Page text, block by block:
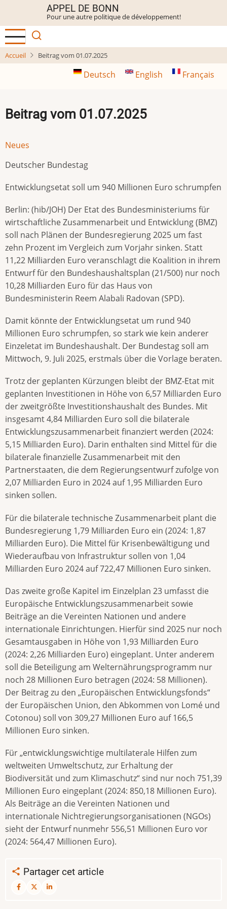
contenu
principal
APPEL DE BONN
Pour une autre politique de développement!
Accueil Beitrag vom 01.07.2025
Deutsch English Français
Beitrag vom 01.07.2025
Neues
Deutscher Bundestag
Entwicklungsetat soll um 940 Millionen Euro schrumpfen
Berlin: (hib/JOH) Der Etat des Bundesministeriums für
wirtschaftliche Zusammenarbeit und Entwicklung (BMZ)
soll nach Plänen der Bundesregierung 2025 um fast
zehn Prozent im Vergleich zum Vorjahr sinken. Statt
11,22 Milliarden Euro veranschlagt die Koalition in ihrem
Entwurf für den Bundeshaushaltsplan (21/500) nur noch
10,28 Milliarden Euro für das Haus von
Bundesministerin Reem Alabali Radovan (SPD).
Damit könnte der Entwicklungsetat um rund 940
Millionen Euro schrumpfen, so stark wie kein anderer
Einzeletat im Bundeshaushalt. Der Bundestag soll am
Mittwoch, 9. Juli 2025, erstmals über die Vorlage beraten.
Trotz der geplanten Kürzungen bleibt der BMZ-Etat mit
geplanten Investitionen in Höhe von 6,57 Milliarden Euro
der zweitgrößte Investitionshaushalt des Bundes. Mit
insgesamt 4,84 Milliarden Euro soll die bilaterale
Entwicklungszusammenarbeit finanziert werden (2024:
5,15 Milliarden Euro). Darin enthalten sind Mittel für die
bilaterale finanzielle Zusammenarbeit mit den
Partnerstaaten, die dem Regierungsentwurf zufolge von
2,07 Milliarden Euro in 2024 auf 1,95 Milliarden Euro
sinken sollen.
Für die bilaterale technische Zusammenarbeit plant die
Bundesregierung 1,79 Milliarden Euro ein (2024: 1,87
Milliarden Euro). Die Mittel für Krisenbewältigung und
Wiederaufbau von Infrastruktur sollen von 1,04
Milliarden Euro 2024 auf 722,47 Millionen Euro sinken.
Das zweite große Kapitel im Einzelplan 23 umfasst die
Europäische Entwicklungszusammenarbeit sowie
Beiträge an die Vereinten Nationen und andere
internationale Einrichtungen. Hierfür sind 2025 nur noch
Gesamtausgaben in Höhe von 1,93 Milliarden Euro
(2024: 2,26 Milliarden Euro) eingeplant. Unter anderem
soll die Beteiligung am Welternährungsprogramm nur
noch 28 Millionen Euro betragen (2024: 58 Millionen).
Der Beitrag zu den „Europäischen Entwicklungsfonds“
der Europäischen Union, den Abkommen von Lomé und
Cotonou) soll von 309,27 Millionen Euro auf 166,5
Millionen Euro sinken.
Für „entwicklungswichtige multilaterale Hilfen zum
weltweiten Umweltschutz, zur Erhaltung der
Biodiversität und zum Klimaschutz“ sind nur noch 751,39
Millionen Euro eingeplant (2024: 850,18 Millionen Euro).
Als Beiträge an die Vereinten Nationen und
internationale Nichtregierungsorganisationen (NGOs)
sieht der Entwurf nunmehr 556,51 Millionen Euro vor
(2024: 564,47 Millionen Euro).
Partager cet article